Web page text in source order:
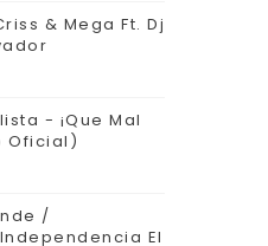
& Mega Ft. Dj
- ¡Que Mal
Oficial)
/
El